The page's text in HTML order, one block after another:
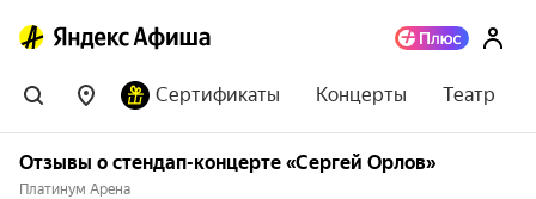
Сертификаты Концерты Театр
Отзывы о стендап-концерте «Сергей Орлов»
Платинум Арена